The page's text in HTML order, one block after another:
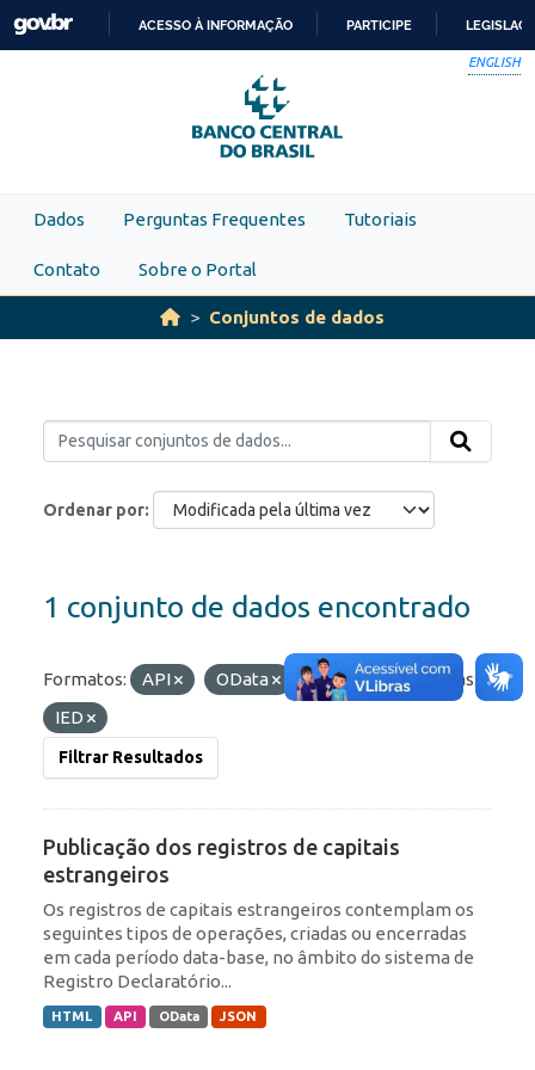
Skip to main content
PARA
O
CONTEÚDO
ACESSO À INFORMAÇÃO PARTICIPE
ENGLISH
Dados Perguntas Frequentes Tutoriais
Contato Sobre o Portal
Conjuntos de dados
Ordenar por
1 conjunto de dados encontrado
Formatos: API OData HTML
Etiquetas:
IED
Filtrar Resultados
Publicação dos registros de capitais
estrangeiros
Os registros de capitais estrangeiros contemplam os
seguintes tipos de operações, criadas ou encerradas
em cada período data-base, no âmbito do sistema de
Registro Declaratório...
HTML API OData JSON